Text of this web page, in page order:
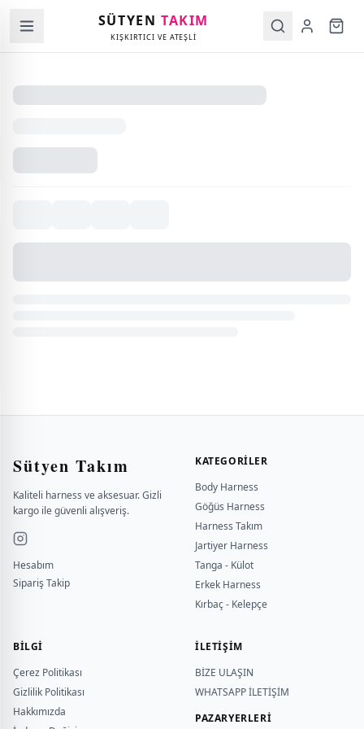
SÜTYENTAKIM
KIŞKIRTICI VE ATEŞLİ
Sütyen Takım
Kaliteli harness ve aksesuar. Gizli
kargo ile güvenli alışveriş.
Hesabım
Sipariş Takip
KATEGORILER
Body Harness
Göğüs Harness
Harness Takım
Jartiyer Harness
Tanga - Külot
Erkek Harness
Kırbaç - Kelepçe
BILGI
Çerez Politikası
Gizlilik Politikası
Hakkımızda
İLETİŞİM
BİZE ULAŞIN
WHATSAPP İLETİŞİM
PAZARYERLERİ